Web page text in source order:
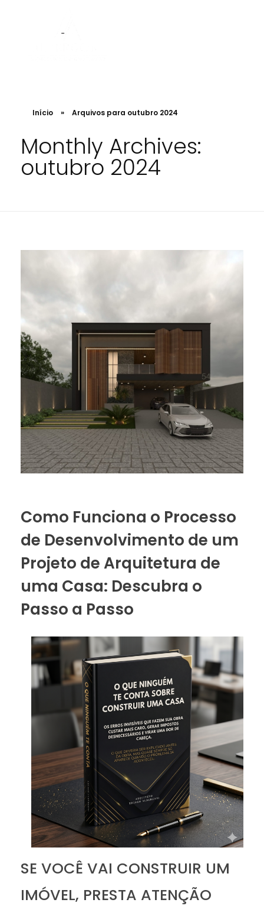
Início » Arquivos para outubro 2024
Monthly Archives:
outubro 2024
Como Funciona o Processo
de Desenvolvimento de um
Projeto de Arquitetura de
uma Casa: Descubra o
Passo a Passo
SE VOCÊ VAI CONSTRUIR UM
IMÓVEL, PRESTA ATENÇÃO